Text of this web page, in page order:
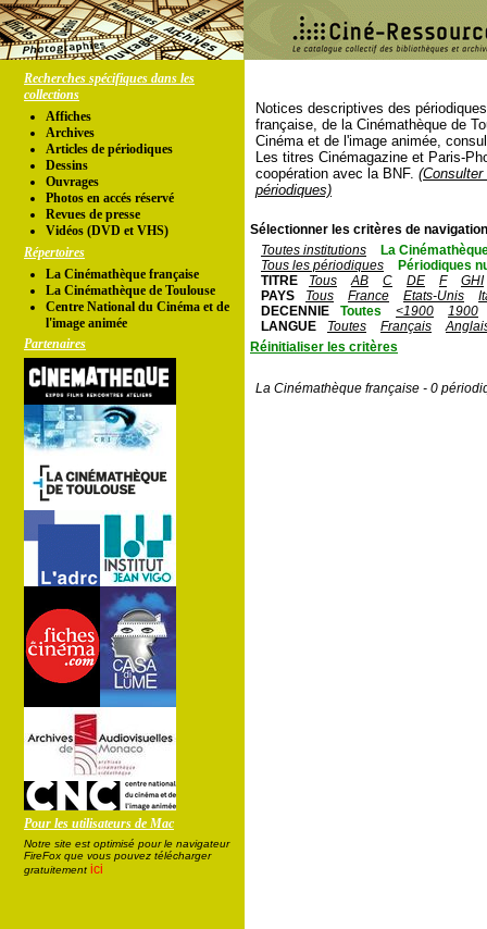
Recherches spécifiques dans les
collections
Affiches
Archives
Articles de périodiques
Dessins
Ouvrages
Photos en accés réservé
Revues de presse
Vidéos (DVD et VHS)
Répertoires
La Cinémathèque française
La Cinémathèque de Toulouse
Centre National du Cinéma et de
l'image animée
Partenaires
Pour les utilisateurs de Mac
Notre site est optimisé pour le navigateur
FireFox que vous pouvez télécharger
gratuitement ici
Notices descriptives des
française, de la Cinémathèque de
Cinéma et de l'image animée,
Les titres Cinémagazine et Paris-
coopération avec la BNF.
périodiques)
Sélectionner les critères de
Toutes institutions
La
Tous les périodiques
Périodiques
TITRE
Tous AB C DE F
GHI
PAYS
Tous France Etats-Unis
DECENNIE
Toutes <1900
1900
LANGUE
Toutes Français
Réinitialiser les critères
La Cinémathèque française - 0